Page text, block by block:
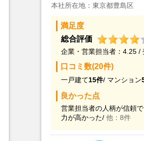
本社所在地：東京都豊島区
満足度
総合評価
企業・営業担当者：4.25 /
口コミ数(20件)
一戸建て15件/ マンション
良かった点
営業担当者の人柄が信頼
力が高かった/ 他：8件